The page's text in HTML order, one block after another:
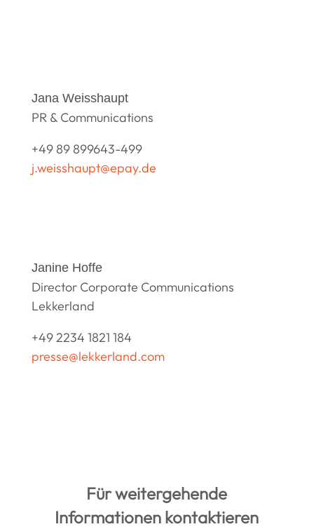
Jana Weisshaupt
PR & Communications
+49 89 899643-499
j.weisshaupt@epay.de
Janine Hoffe
Director Corporate Communications
Lekkerland
+49 2234 1821 184
presse@lekkerland.com
Für weitergehende
Informationen kontaktieren